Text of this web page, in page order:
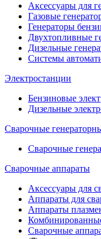
Аксессуары для
Газовые
Генераторы
Двухтопливные
Дизельные
Системы
Электростанции
Бензиновые
Дизельные
Сварочные
Сварочные
Сварочные аппараты
Аксессуары для
Аппараты для
Аппараты
Сварочные